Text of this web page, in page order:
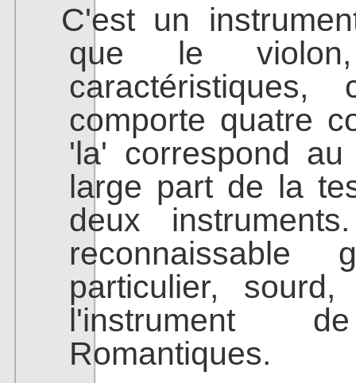
C'est un
que le
comporte quatre
'la' correspond
large part de la
deux
particulier,
l'instrument
Romantiques.